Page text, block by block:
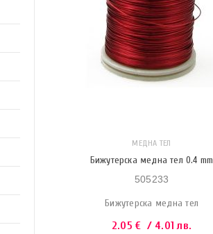
МЕДНА ТЕЛ
Бижутерска медна тел 0.4 mm
505233
Бижутерска медна тел
2.05€ / 4.01 лв.